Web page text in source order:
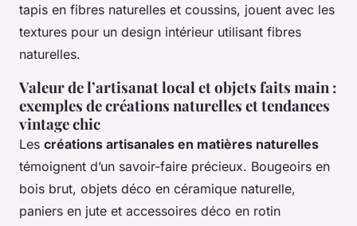
tapis en fibres naturelles et coussins, jouent avec les
textures pour un design intérieur utilisant fibres
naturelles.
Valeur de l’artisanat local et objets faits main :
exemples de créations naturelles et tendances
vintage chic
Les créations artisanales en matières naturelles
témoignent d’un savoir-faire précieux. Bougeoirs en
bois brut, objets déco en céramique naturelle,
paniers en jute et accessoires déco en rotin